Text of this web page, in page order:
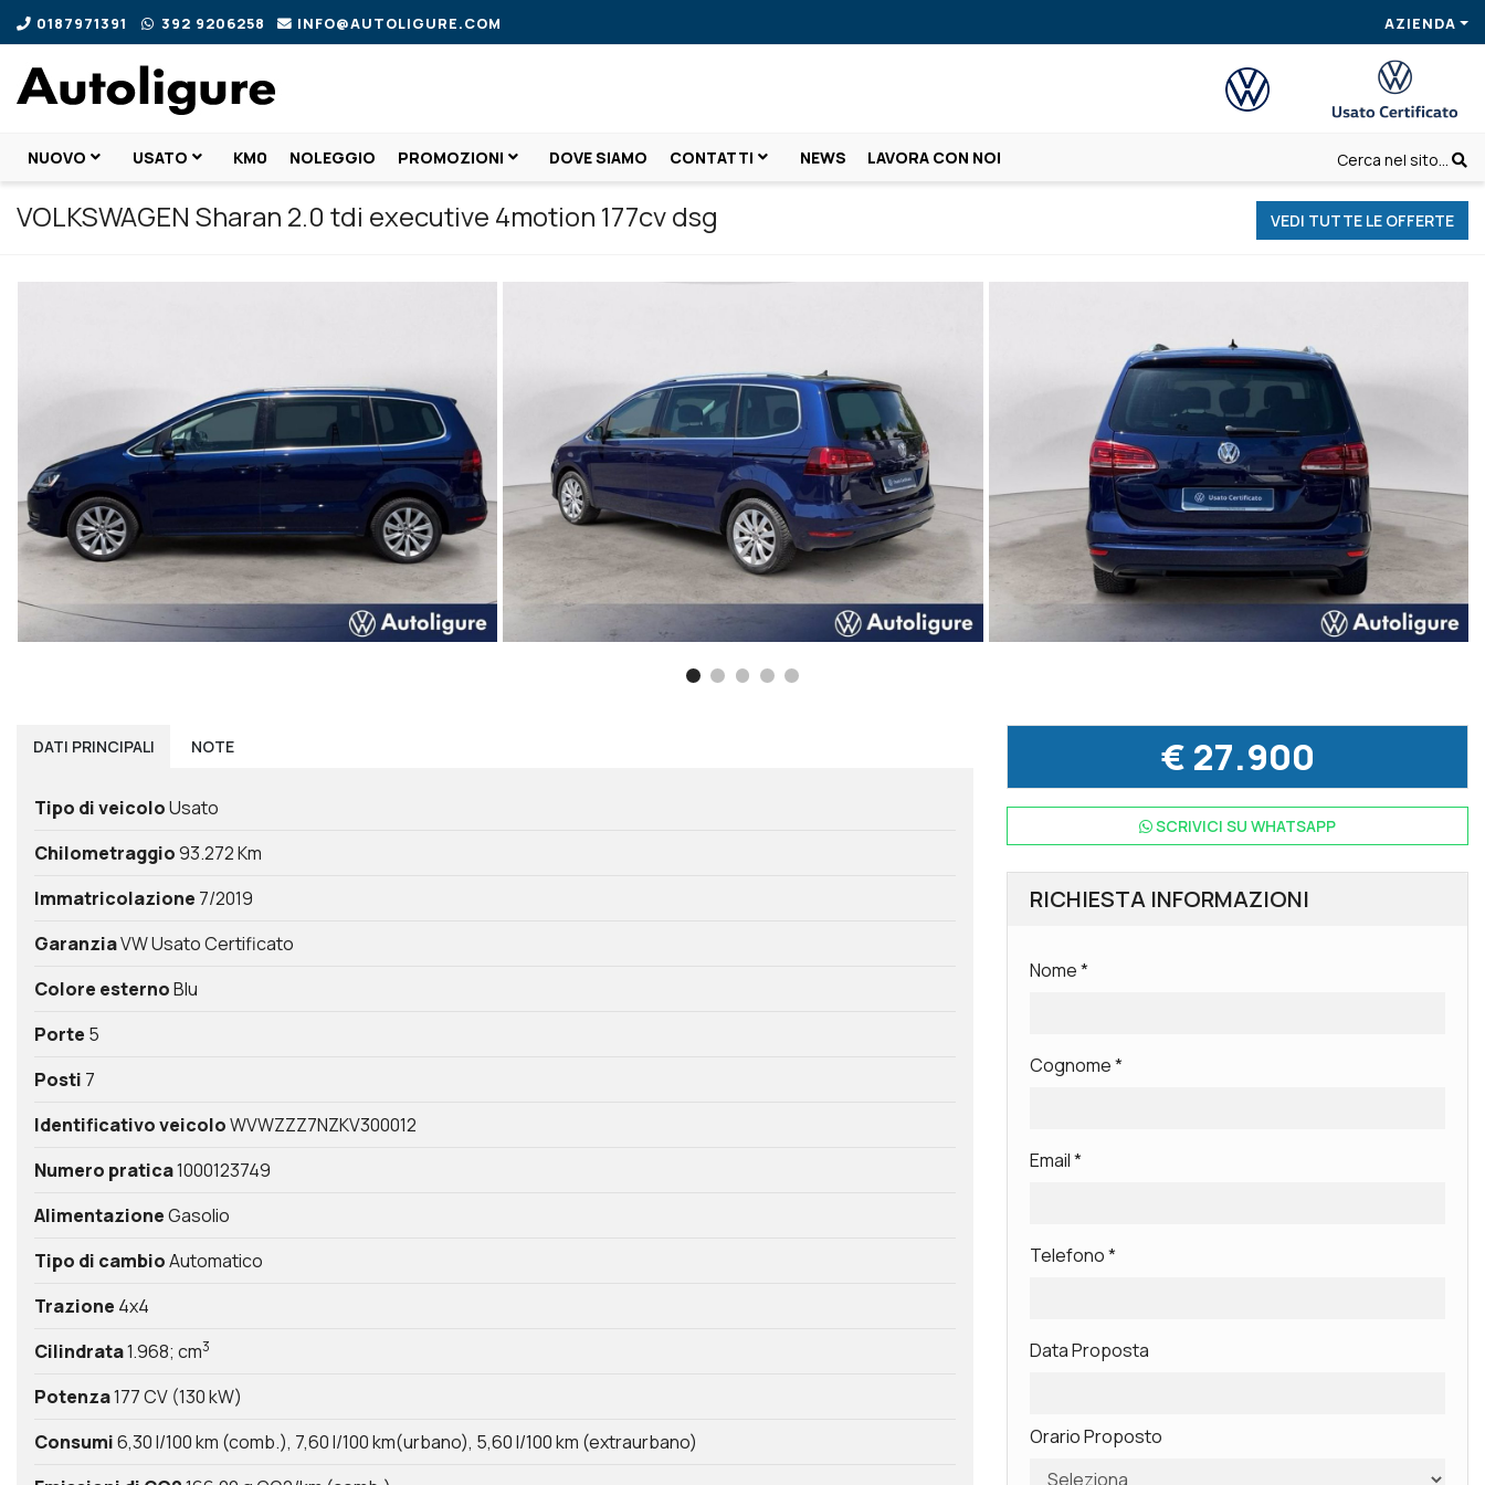
0187971391 392 9206258 INFO@AUTOLIGURE.COM AZIENDA
NUOVO USATO KM0 NOLEGGIO PROMOZIONI DOVE SIAMO CONTATTI NEWS LAVORA CON NOI Cerca nel sito...
VOLKSWAGEN Sharan 2.0 tdi executive 4motion 177cv dsg VEDI TUTTE LE OFFERTE
DATI PRINCIPALI NOTE
Tipo di veicoloUsato
Chilometraggio93.272 Km
Immatricolazione 7/2019
GaranziaVW Usato Certificato
Colore esternoBlu
Porte 5
Posti 7
Identificativo veicoloWVWZZZ7NZKV300012
Numero pratica1000123749
AlimentazioneGasolio
Tipo di cambioAutomatico
Trazione 4x4
Cilindrata1.968; cm3
Potenza177 CV (130 kW)
Consumi6,30 l/100 km (comb.) 7,60 l/100 km(urbano) 5,60 l/100 km (extraurbano)
€ 27.900
SCRIVICI SU WHATSAPP
RICHIESTA INFORMAZIONI
Nome*
Cognome*
Email*
Telefono*
Data Proposta
Orario Proposto